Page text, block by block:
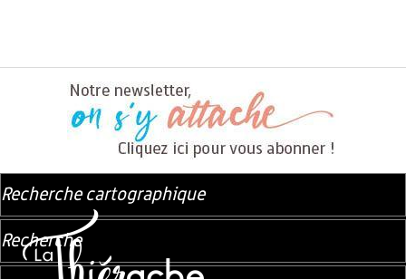
Recherche cartographique
Recherche